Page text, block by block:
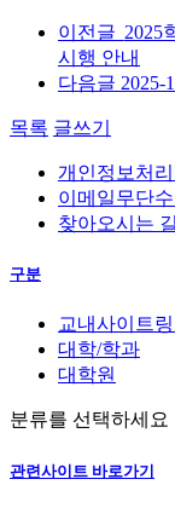
이전글 2025
시행 안내
다음글 2025-
목록 글쓰기
개인정보처
이메일무단
찾아오시는 길
구분
교내사이트
대학/학과
대학원
분류를 선택하세요
관련사이트 바로가기